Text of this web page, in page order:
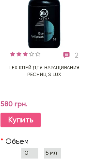
2
LEX КЛЕЙ ДЛЯ НАРАЩИВАНИЯ
РЕСНИЦ S LUX
580 грн.
Купить
* Объем
10
5 мл